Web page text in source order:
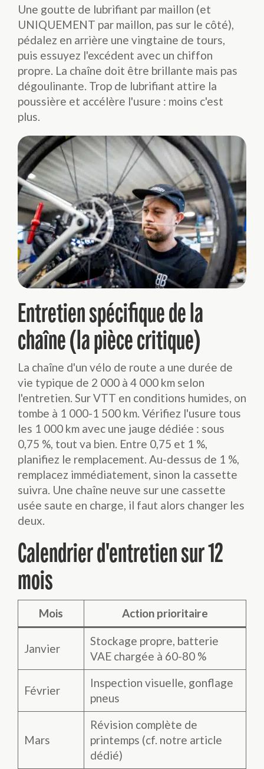
Une goutte de lubrifiant par maillon (et
UNIQUEMENT par maillon, pas sur le côté),
pédalez en arrière une vingtaine de tours,
puis essuyez l'excédent avec un chiffon
propre. La chaîne doit être brillante mais pas
dégoulinante. Trop de lubrifiant attire la
poussière et accélère l'usure : moins c'est
plus.
Entretien spécifique de la
chaîne (la pièce critique)
La chaîne d'un vélo de route a une durée de
vie typique de 2 000 à 4 000 km selon
l'entretien. Sur VTT en conditions humides, on
tombe à 1 000-1 500 km. Vérifiez l'usure tous
les 1 000 km avec une jauge dédiée : sous
0,75 %, tout va bien. Entre 0,75 et 1 %,
planifiez le remplacement. Au-dessus de 1 %,
remplacez immédiatement, sinon la cassette
suivra. Une chaîne neuve sur une cassette
usée saute en charge, il faut alors changer les
deux.
Calendrier d'entretien sur 12
mois
Mois Action prioritaire
Janvier
Stockage propre, batterie
VAE chargée à 60-80 %
Février
Inspection visuelle, gonflage
pneus
Mars
Révision complète de
printemps (cf. notre article
dédié)